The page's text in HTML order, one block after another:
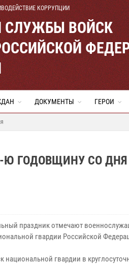
КОРРУПЦИИ
СЛУЖБЫ ВОЙСК
ДОКУМЕНТЫ ГЕРОИ
Ю ГОДОВЩИНУ СО ДНЯ
праздник отмечают
гвардии Российской
национальной гвардии в